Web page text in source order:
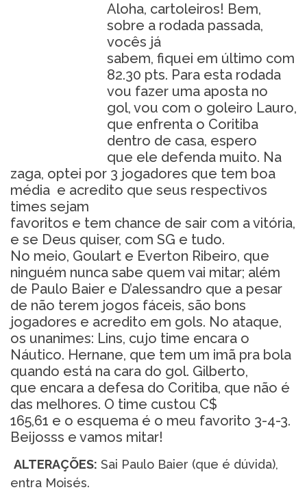
Aloha, cartoleiros! Bem,
sobre a rodada passada,
vocês já
sabem, fiquei em último com
82.30 pts. Para esta rodada
vou fazer uma aposta no
gol, vou com o goleiro Lauro,
que enfrenta o Coritiba
dentro de casa, espero
que ele defenda muito. Na
zaga, optei por 3 jogadores que tem boa
média e acredito que seus respectivos
times sejam
favoritos e tem chance de sair com a vitória,
e se Deus quiser, com SG e tudo.
No meio, Goulart e Everton Ribeiro, que
ninguém nunca sabe quem vai mitar; além
de Paulo Baier e D’alessandro que a pesar
de não terem jogos fáceis, são bons
jogadores e acredito em gols. No ataque,
os unanimes: Lins, cujo time encara o
Náutico. Hernane, que tem um imã pra bola
quando está na cara do gol. Gilberto,
que encara a defesa do Coritiba, que não é
das melhores. O time custou C$
165,61 e o esquema é o meu favorito 3-4-3.
Beijosss e vamos mitar!
ALTERAÇÕES: Sai Paulo Baier (que é dúvida),
entra Moisés.